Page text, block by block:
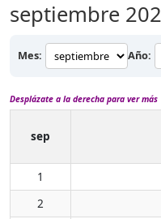
septiembre
Mes: Año:
Desplázate a la derecha para ver más
sep
1
2